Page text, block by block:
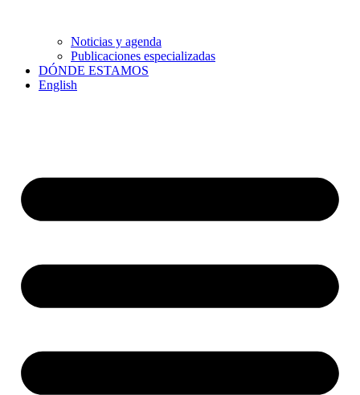
Noticias y agenda
Publicaciones especializadas
DÓNDE ESTAMOS
English